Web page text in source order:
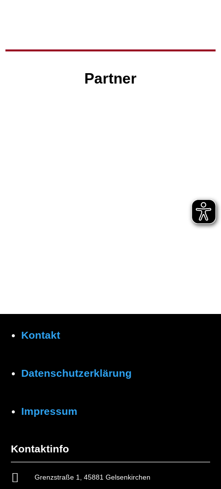
Partner
Kontakt
Datenschutzerklärung
Impressum
Kontaktinfo
 Grenzstraße 1, 45881 Gelsenkirchen